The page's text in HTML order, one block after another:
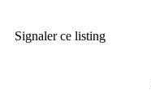
Signaler ce listing